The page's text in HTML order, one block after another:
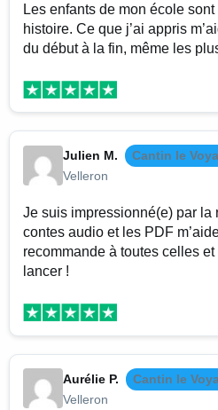
Les enfants de mon école
histoire. Ce que j’ai appris
du début à la fin, même les
Julien M.
Cantin le
Velleron
Je suis impressionné(e) par la
contes audio et les PDF
recommande à toutes celles
lancer !
Aurélie P.
Cantin le
Velleron